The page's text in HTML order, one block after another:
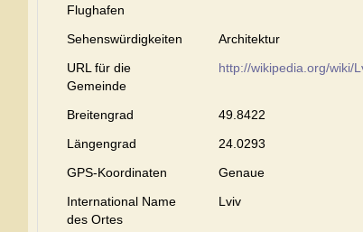
Flughafen
Sehenswürdigkeiten
Architektur
URL für die
Gemeinde
http://wikipedia.org/wiki/
Breitengrad
49.8422
Längengrad
24.0293
GPS-Koordinaten
Genaue
International Name
des Ortes
Lviv